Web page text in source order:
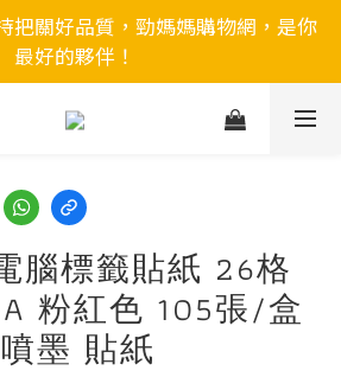
把關好品質，勁媽媽購物網，是你
最好的夥伴！
腦標籤貼紙 26格
粉紅色 105張/盒
墨 貼紙